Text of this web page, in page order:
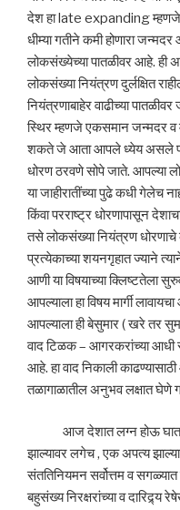
देश हा late expanding म्हणजे
धीम्या गतीने कमी होणारा
लोकसंख्येच्या पातळीवर आहे. ही
लोकसंख्या नियंत्रण दुर्लक्षित
नियंत्रणाबाहेर वाढीच्या
स्थिर म्हणजे एकसमान जन्मदर व
शकते जे आता आपले ध्येय असले
धोरण ठरवणे सोपे जाते. आपल्या
या जाहीरातींच्या पुढे कधी गेलेच
किंवा परराष्ट्र धोरणापासून
तसे लोकसंख्या नियंत्रण धोरणाचे
प्रत्येकाच्या शयनगृहात ज्याने
आणी या विषयाच्या क्लिष्टतेला
आपल्याला हा विषय मार्गी
आपल्याला ही बेसुमार ( खरे तर
वाद टिळक – आगरकरांच्या आधी
आहे. हा वाद निकाली
तळागाळातील अनुभव लक्षात
आज देशात लग्न होऊ
झाल्यावर लगेच , एक अपत्य
संततिनियमन सर्वोत्तम व
बहुसंख्य निरक्षरांच्या व दारिद्र्य